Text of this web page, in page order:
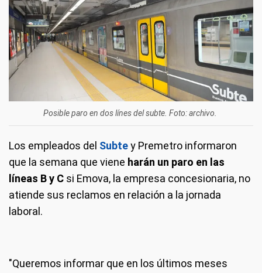
Posible paro en dos línes del subte. Foto: archivo.
Los empleados del Subtey Premetro informaron
que la semana que viene harán un paro en las
líneas B y C si Emova, la empresa concesionaria, no
atiende sus reclamos en relación a la jornada
laboral.
"Queremos informar que en los últimos meses